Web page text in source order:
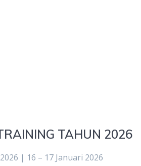
TAHUN 2026
| 16 – 17 Januari 2026